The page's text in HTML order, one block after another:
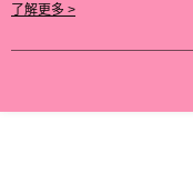
用條款之 Cookie 聲明使用
了解更多 >